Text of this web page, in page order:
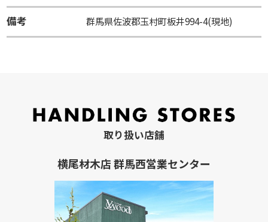
備考 群馬県佐波郡玉村町板井994-4(現地)
取り扱い店舗
横尾材木店 群馬西営業センター